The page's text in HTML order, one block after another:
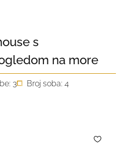
s
na more
3
Broj soba: 4